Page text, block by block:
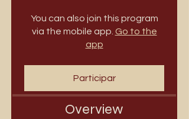
You can also join this program
via the mobile app. Go to the
app
Participar
Overview